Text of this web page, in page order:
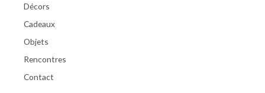
Décors
Cadeaux
Objets
Rencontres
Contact